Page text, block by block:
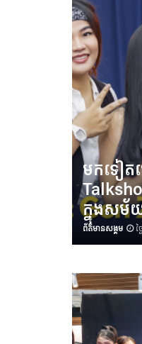
មកទៀតហ
ក្នុងស
ព័ត៌មានសង្គម ថ្